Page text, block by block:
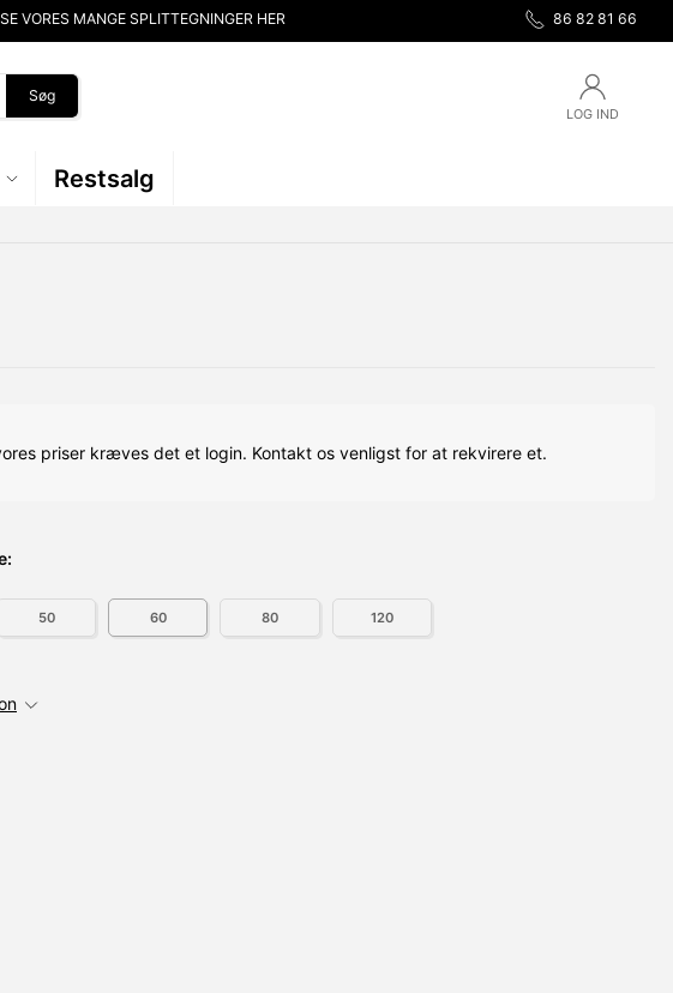
SE VORES MANGE SPLITTEGNINGER HER 86 82 81 66
Søg
LOG IND
Restsalg
priser kræves det et login. Kontakt os venligst for at rekvirere et.
50 60 80 120